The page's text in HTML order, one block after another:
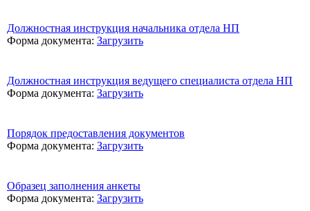
Должностная инструкция начальника отдела НП
Форма документа: Загрузить
Должностная инструкция ведущего специалиста отдела НП
Форма документа: Загрузить
Порядок предоставления документов
Форма документа: Загрузить
Образец заполнения анкеты
Форма документа: Загрузить